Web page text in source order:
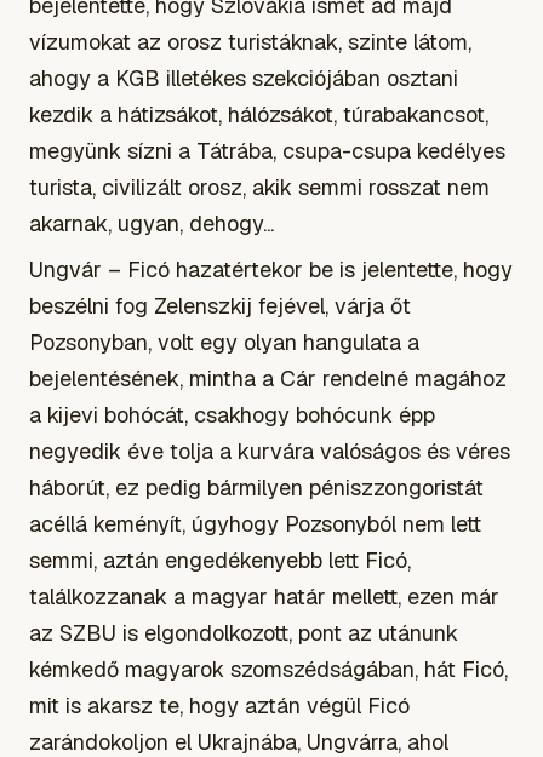
vízumokat az orosz turistáknak, szinte látom,
ahogy a KGB illetékes szekciójában osztani
kezdik a hátizsákot, hálózsákot, túrabakancsot,
megyünk sízni a Tátrába, csupa-csupa kedélyes
turista, civilizált orosz, akik semmi rosszat nem
akarnak, ugyan, dehogy...
Ungvár – Ficó hazatértekor be is jelentette, hogy
beszélni fog Zelenszkij fejével, várja őt
Pozsonyban, volt egy olyan hangulata a
bejelentésének, mintha a Cár rendelné magához
a kijevi bohócát, csakhogy bohócunk épp
negyedik éve tolja a kurvára valóságos és véres
háborút, ez pedig bármilyen péniszzongoristát
acéllá keményít, úgyhogy Pozsonyból nem lett
semmi, aztán engedékenyebb lett Ficó,
találkozzanak a magyar határ mellett, ezen már
az SZBU is elgondolkozott, pont az utánunk
kémkedő magyarok szomszédságában, hát Ficó,
mit is akarsz te, hogy aztán végül Ficó
zarándokoljon el Ukrajnába, Ungvárra, ahol